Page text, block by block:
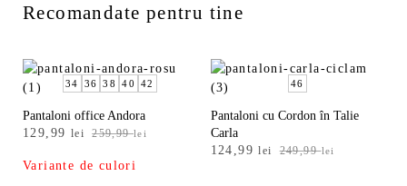
Recomandate pentru tine
34 36 38 40 42
Pantaloni office Andora
259,99lei
Prețul
a
129,99 lei
Prețul
este:
Variante de culori
46
Pantaloni cu Cordon în Talie
Carla
249,99lei
Prețul
124,99lei
Prețul